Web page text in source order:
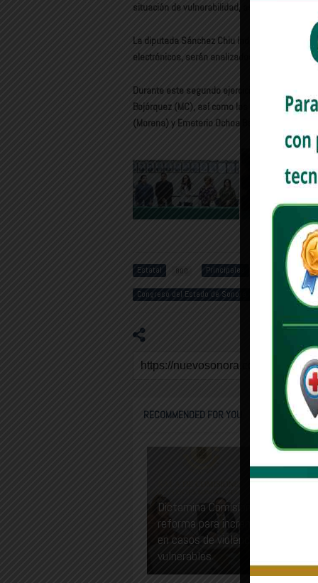
situación de vulnerabilidad, así como
La diputada Sánchez Chiu indicó que los
electrónicos, serán analizados para su debida
Durante este segundo ejercicio estuvieron
Bojórquez (MC), así como los diputados
(Morena) y Emeterio Ochoa Bazúa (PRI).
Estatal 800 Principales
Congreso del Estado de Sonora
RECOMMENDED FOR YOU
Dictamina Comisión de Justicia
reforma para incrementar
en casos de violencia a grupos
vulnerables